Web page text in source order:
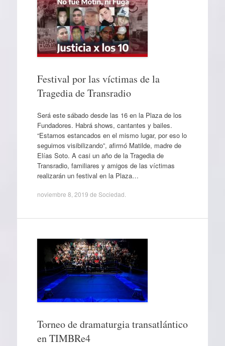
Festival por las víctimas de la
Tragedia de Transradio
Será este sábado desde las 16 en la Plaza de los
Fundadores. Habrá shows, cantantes y bailes.
“Estamos estancados en el mismo lugar, por eso lo
seguimos visibilizando”, afirmó Matilde, madre de
Elías Soto. A casi un año de la Tragedia de
Transradio, familiares y amigos de las víctimas
realizarán un festival en la Plaza…
noviembre 8, 2019 de Sociedad
Torneo de dramaturgia transatlántico
en TIMBRe4